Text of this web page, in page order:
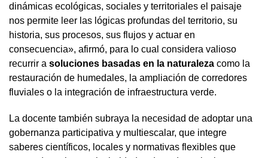
dinámicas ecológicas, sociales y territoriales el paisaje
nos permite leer las lógicas profundas del territorio, su
historia, sus procesos, sus flujos y actuar en
consecuencia», afirmó, para lo cual considera valioso
recurrir a soluciones basadas en la naturaleza como la
restauración de humedales, la ampliación de corredores
fluviales o la integración de infraestructura verde.
La docente también subraya la necesidad de adoptar una
gobernanza participativa y multiescalar, que integre
saberes científicos, locales y normativas flexibles que